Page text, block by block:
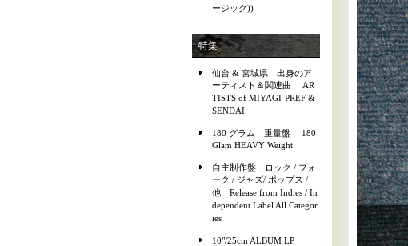
ージック))
特集
仙台 & 宮城県 出身のア
ーティスト＆関連曲 AR
TISTS of MIYAGI-PREF &
SENDAI
180 グラム 重量盤 180
Glam HEAVY Weight
自主制作盤 ロック / フォ
ーク / ジャズ/ ポップス /
他 Release from Indies / In
dependent Label All Categor
ies
10"/25cm ALBUM LP